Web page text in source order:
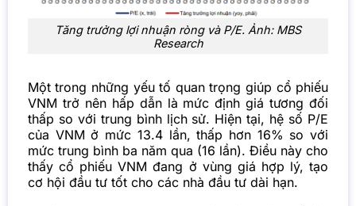
Tăng trưởng lợi nhuận ròng và P/E. Ảnh: MBS
Research
Một trong những yếu tố quan trọng giúp cổ phiếu
VNM trở nên hấp dẫn là mức định giá tương đối
thấp so với trung bình lịch sử. Hiện tại, hệ số P/E
của VNM ở mức 13.4 lần, thấp hơn 16% so với
mức trung bình ba năm qua (16 lần). Điều này cho
thấy cổ phiếu VNM đang ở vùng giá hợp lý, tạo
cơ hội đầu tư tốt cho các nhà đầu tư dài hạn.